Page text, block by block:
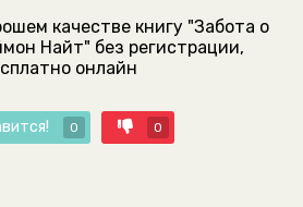
качестве книгу "Забота о
Найт" без регистрации,
онлайн
0 0